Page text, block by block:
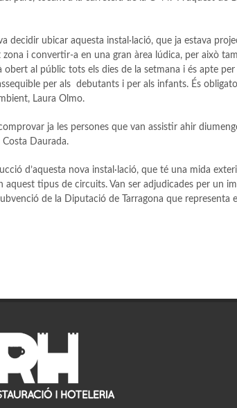
decidir ubicar aquesta instal·lació, que ja estava
zona i convertir-a en una gran àrea lúdica, per això
obert al públic tots els dies de la setmana i és apte
per als debutants i per als infants. És
Laura Olmo.
ja les persones que van assistir ahir
Costa Daurada.
d’aquesta nova instal·lació, que té una mida
aquest tipus de circuits. Van ser adjudicades per un
de la Diputació de Tarragona que representa